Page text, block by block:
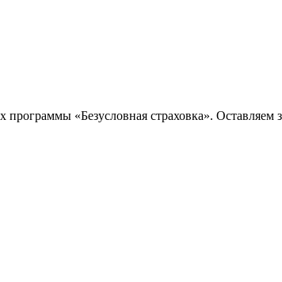
«Безусловная страховка». Оставляем